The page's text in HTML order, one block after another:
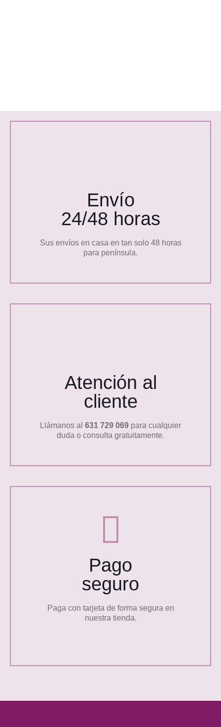
Envío
24/48 horas
Sus envíos en casa en tan solo 48 horas
para península.
Atención al
cliente
Llámanos al 631 729 069 para cualquier
duda o consulta gratuitamente.
Pago
seguro
Paga con tarjeta de forma segura en
nuestra tienda.